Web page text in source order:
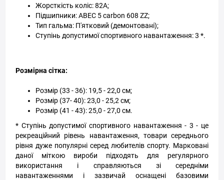
Жорсткість коліс: 82A;
Підшипники: ABEC 5 carbon 608 ZZ;
Тип гальма: П'ятковий (демонтовані);
Ступінь допустимої спортивного навантаження: 3 *.
Розмірна сітка:
Розмір (33 - 36): 19,5 - 22,0 см;
Розмір (37- 40): 23,0 - 25,2 см;
Розмір (41 - 43): 25,0 - 27,0 см.
* Ступінь допустимої спортивного навантаження - 3 - це
рекреаційний рівень навантаження, товари середнього
рівня дуже популярні серед любителів спорту. Марковані
даної міткою вироби підходять для регулярного
використання і справляються зі середніми
навантаженнями і зазвичай оснащені базовими